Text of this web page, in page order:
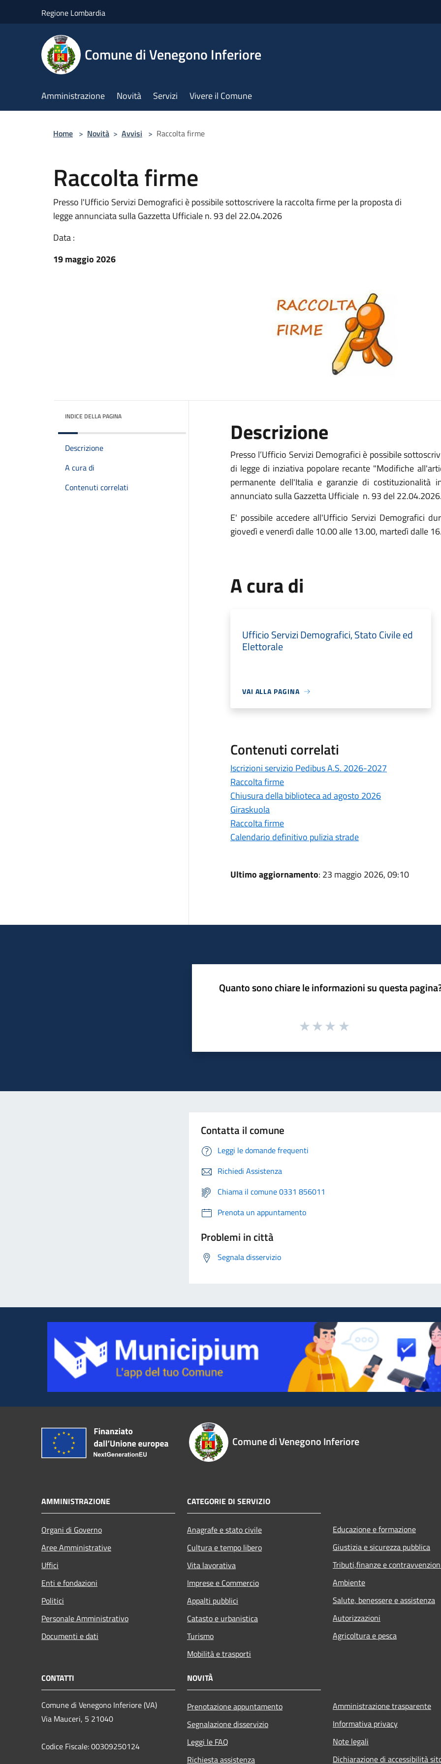
Regione Lombardia
Comune di Venegono Inferiore
Amministrazione Novità Servizi Vivere il Comune
Home > Novità > Avvisi > Raccolta firme
Raccolta firme
Presso l'Ufficio Servizi Demografici è possibile sottoscrivere la raccolta firme per la proposta di
legge annunciata sulla Gazzetta Ufficiale n. 93 del 22.04.2026
Data :
19 maggio 2026
INDICE DELLA PAGINA
Descrizione
A cura di
Contenuti correlati
Descrizione
Presso l’Ufficio Servizi Demografici è possibile
di legge di inziativa popolare recante "Modifiche
permanente dell'Italia e garanzie di costituzionalità
annunciato sulla Gazzetta Ufficiale n. 93 del
E' possibile accedere all'Ufficio Servizi Demografici
giovedì e venerdì dalle 10.00 alle 13.00, martedì dalle
A cura di
Ufficio Servizi Demografici, Stato Civile ed
Elettorale
VAI ALLA PAGINA
Contenuti correlati
Iscrizioni servizio Pedibus A.S. 2026-2027
Raccolta firme
Chiusura della biblioteca ad agosto 2026
Giraskuola
Raccolta firme
Calendario definitivo pulizia strade
Ultimo aggiornamento: 23 maggio 2026, 09:10
Quanto sono chiare le informazioni su questa
Contatta il comune
Leggi le domande frequenti
Richiedi Assistenza
Chiama il comune 0331 856011
Prenota un appuntamento
Problemi in città
Segnala disservizio
Comune di Venegono Inferiore
AMMINISTRAZIONE
Organi di Governo
Aree Amministrative
Uffici
Enti e fondazioni
Politici
Personale Amministrativo
Documenti e dati
CATEGORIE DI SERVIZIO
Anagrafe e stato civile
Cultura e tempo libero
Vita lavorativa
Imprese e Commercio
Appalti pubblici
Catasto e urbanistica
Turismo
Mobilità e trasporti
Educazione e formazione
Giustizia e sicurezza pubblica
Tributi,finanze e
Ambiente
Salute, benessere e assistenza
Autorizzazioni
Agricoltura e pesca
CONTATTI
Comune di Venegono Inferiore (VA)
Via Mauceri, 5 21040
Codice Fiscale: 00309250124
NOVITÀ
Prenotazione appuntamento
Segnalazione disservizio
Leggi le FAQ
Richiesta assistenza
Amministrazione trasparente
Informativa privacy
Note legali
Dichiarazione di accessibilità